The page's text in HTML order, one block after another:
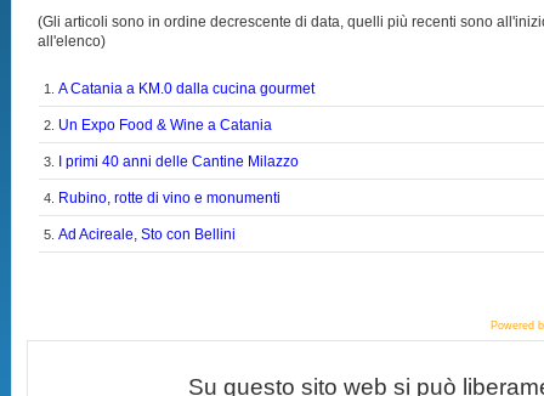
(Gli articoli sono in ordine decrescente di data, quelli più recenti sono
all'elenco)
1.A Catania a KM.0 dalla cucina gourmet
2. Un Expo Food & Wine a Catania
3. I primi 40 anni delle Cantine Milazzo
4. Rubino, rotte di vino e monumenti
5.Ad Acireale, Sto con Bellini
Powered
Su questo sito web si può